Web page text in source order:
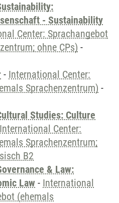
- Sustainability
Center: Sprachangebot
ohne CPs) -
- International Center:
Sprachenzentrum) -
Studies: Culture
International Center:
Sprachenzentrum;
B2
& Law:
Law - International
(ehemals